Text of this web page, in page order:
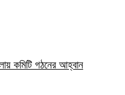
কমিটি গঠনের আহ্বান